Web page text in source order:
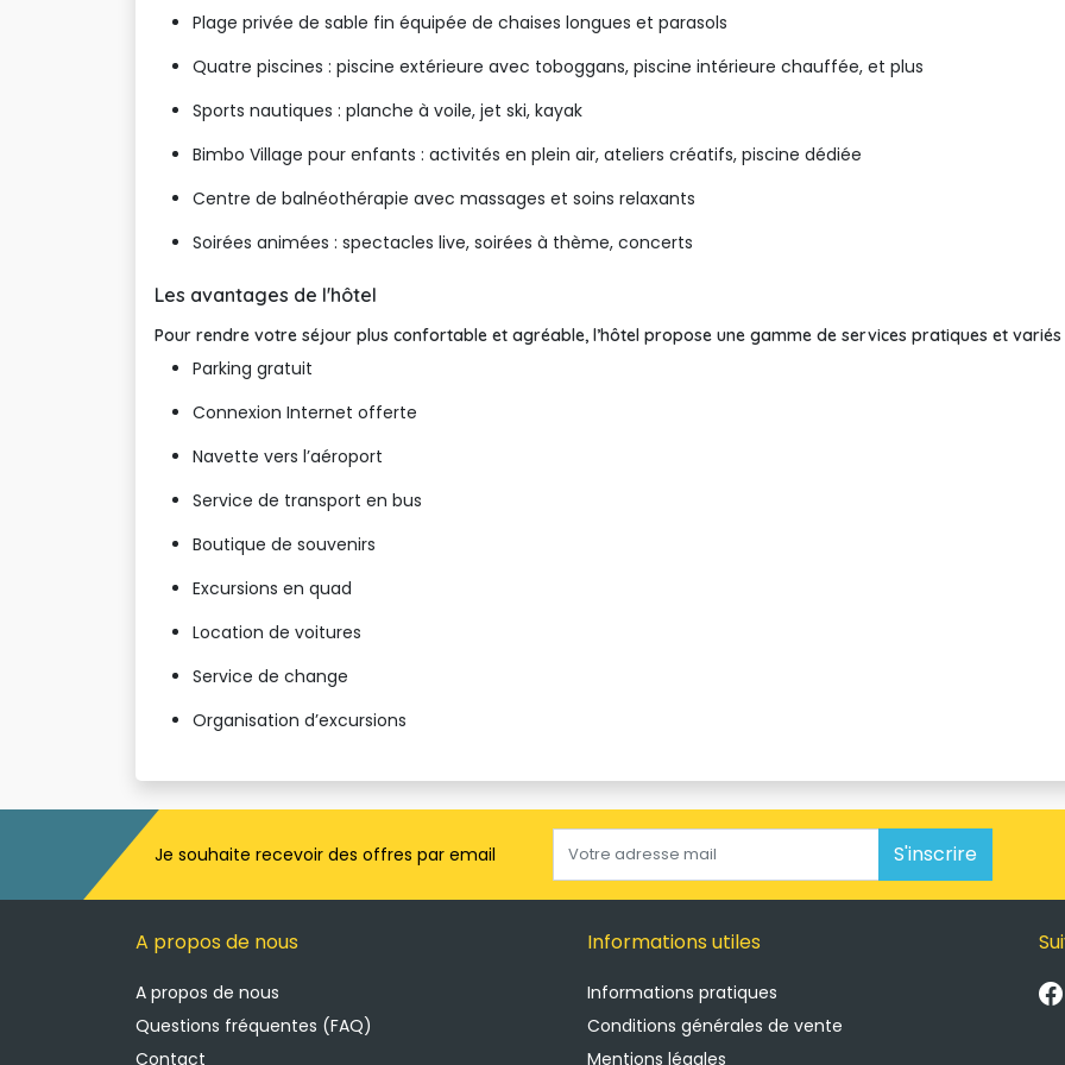
Plage privée de sable fin équipée de chaises longues et parasols
Quatre piscines : piscine extérieure avec toboggans, piscine intérieure chauffée, et plus
Sports nautiques : planche à voile, jet ski, kayak
Bimbo Village pour enfants : activités en plein air, ateliers créatifs, piscine dédiée
Centre de balnéothérapie avec massages et soins relaxants
Soirées animées : spectacles live, soirées à thème, concerts
Les avantages de l'hôtel
Pour rendre votre séjour plus confortable et agréable, l’hôtel propose une gamme de services pratiques et variés
Parking gratuit
Connexion Internet offerte
Navette vers l’aéroport
Service de transport en bus
Boutique de souvenirs
Excursions en quad
Location de voitures
Service de change
Organisation d’excursions
Je souhaite recevoir des offres par email S'inscrire
A propos de nous
A propos de nous
Questions fréquentes (FAQ)
Contact
Informations utiles
Informations pratiques
Conditions générales de vente
Mentions légales